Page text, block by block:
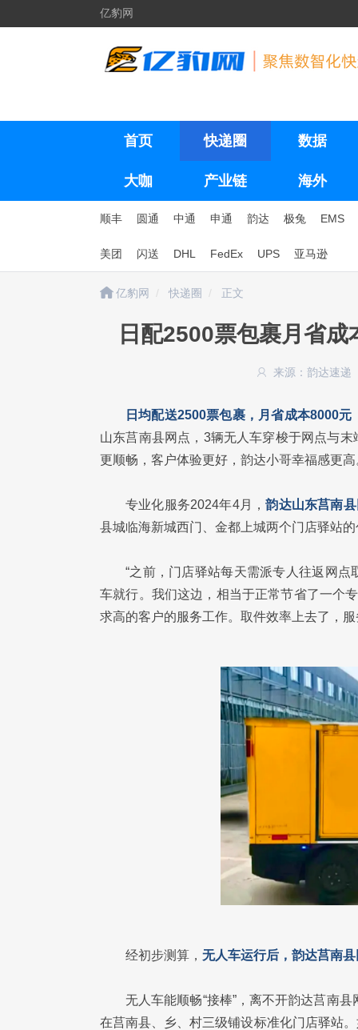
亿豹网
首页 快递圈 数据
大咖 产业链 海外
顺丰 圆通 中通 申通 韵达 极兔 EMS
美团 闪送 DHL FedEx UPS 亚马逊
亿豹网 快递圈 正文
日配2500票包裹月省
来源：韵达速递
日均配送2500票包裹，月省成本8000
山东莒南县网点，3辆无人车穿梭于网点与
更顺畅，客户体验更好，韵达小哥幸福感更高
专业化服务2024年4月，韵达山东莒南
县城临海新城西门、金都上城两个门店驿站
“之前，门店驿站每天需派专人往返网
车就行。我们这边，相当于正常节省了一个
求高的客户的服务工作。取件效率上去了，
经初步测算， 无人车运行后，韵达莒南
无人车能顺畅“接棒”，离不开韵达莒南
在莒南县、乡、村三级铺设标准化门店驿站